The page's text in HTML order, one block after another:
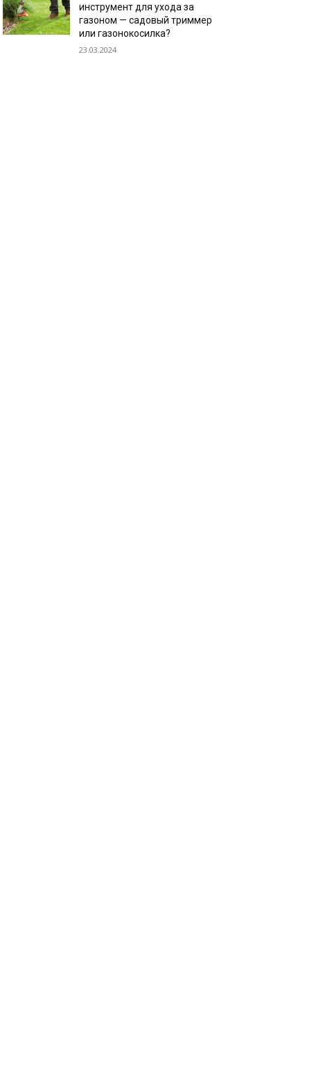
инструмент для ухода за
газоном — садовый триммер
или газонокосилка?
23.03.2024